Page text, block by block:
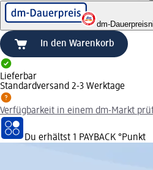
dm-Dauerpreis
In den Warenkorb
Lieferbar
Standardversand 2-3 Werktage
Verfügbarkeit in einem dm-Markt
Du erhältst 1 PAYBACK °Punkt